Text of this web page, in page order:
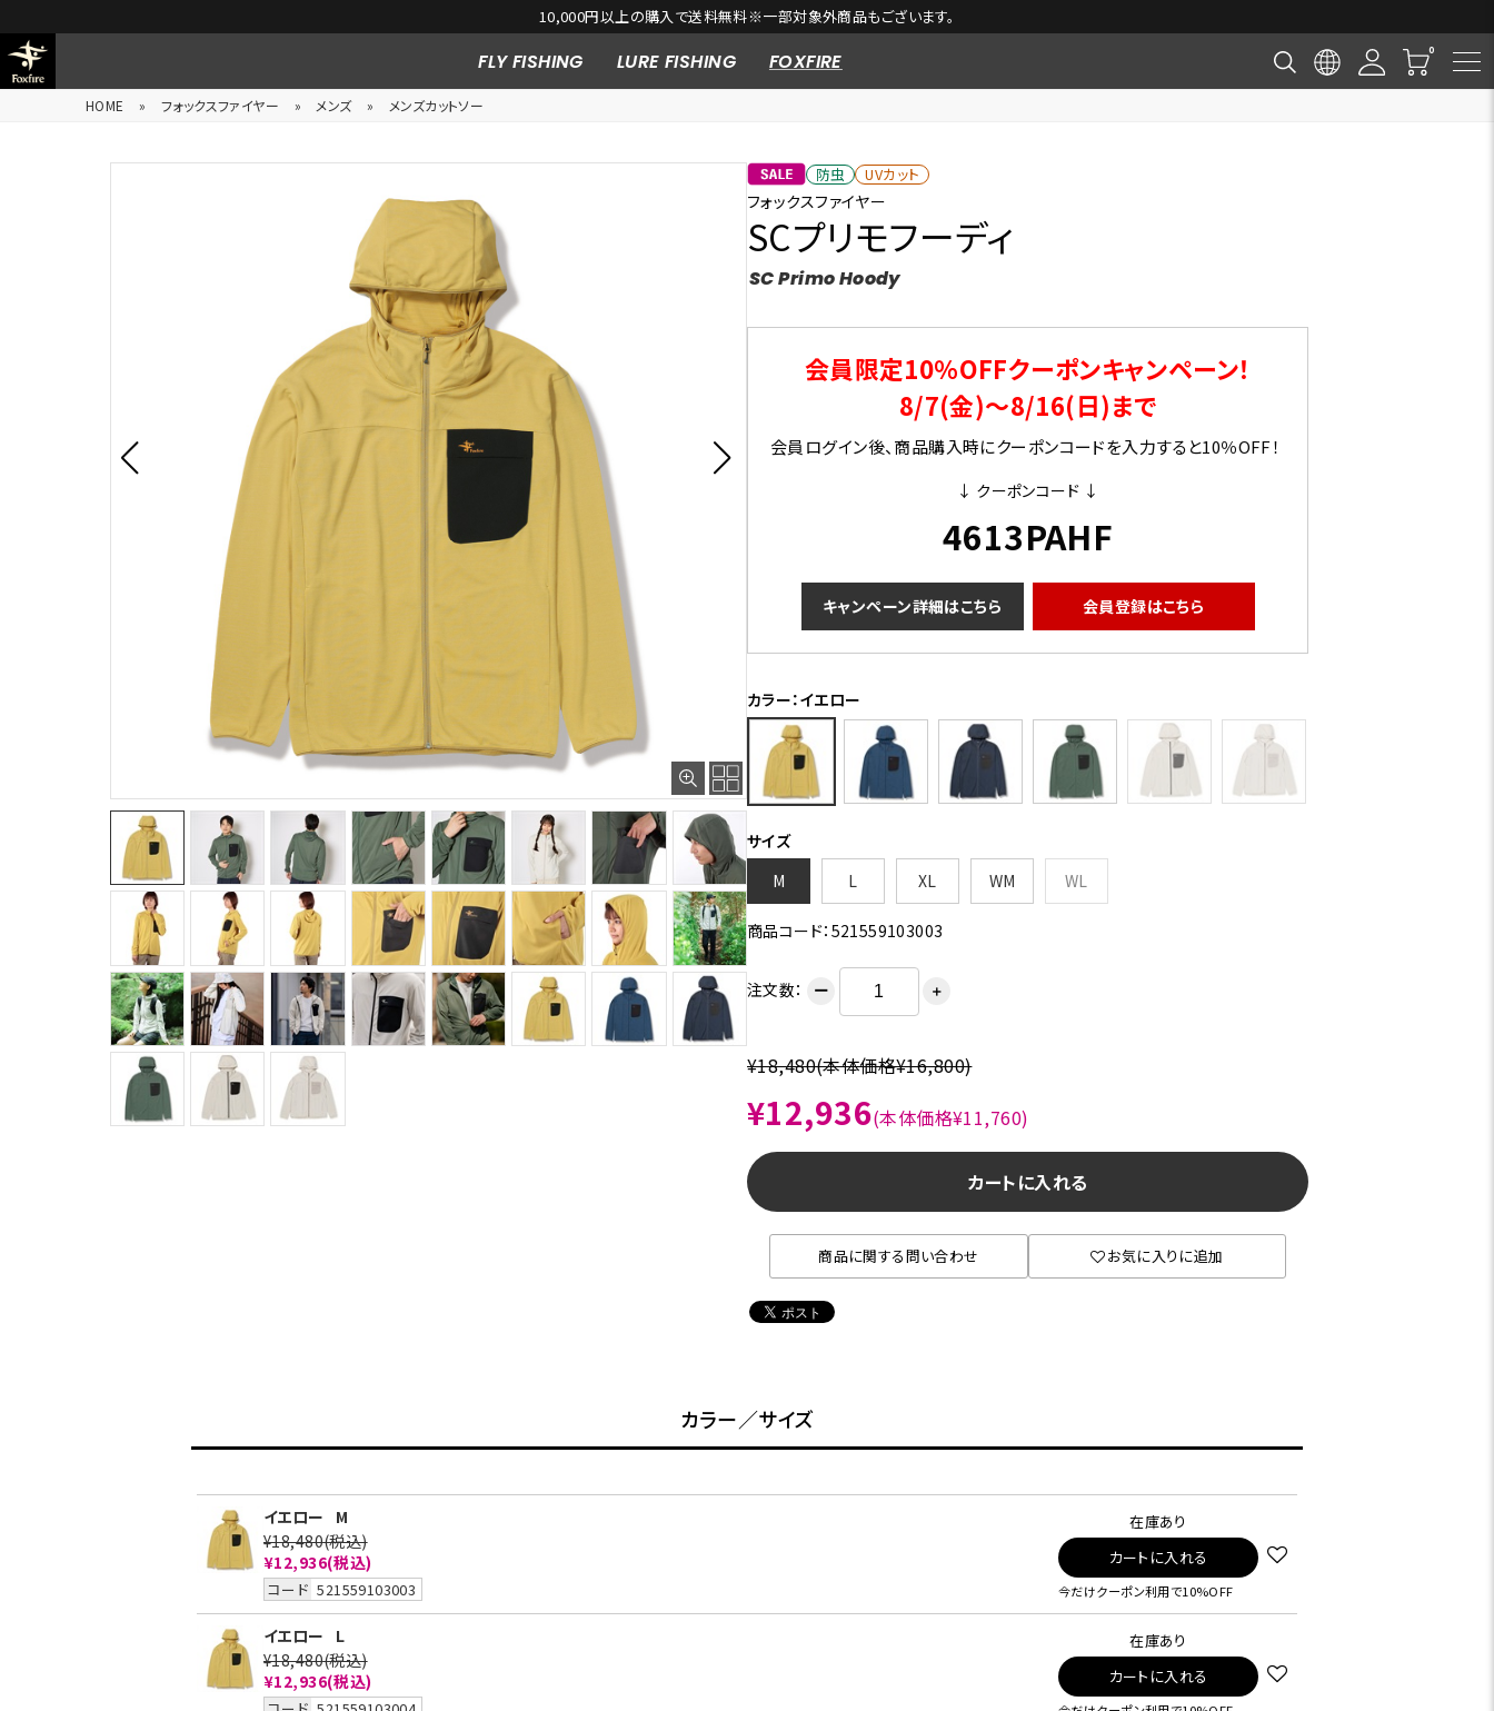
FLY FISHING LURE FISHING FOXFIRE
HOME » フォックスファイヤー » メンズ » メンズカットソー
防虫 UVカット
フォックスファイヤー
SCプリモフーディ
SC Primo Hoody
会員限定10％OFFクーポンキャンペーン！
8/7(金)～8/16(日)まで
会員ログイン後、商品購入時にクーポンコードを入力すると10％OFF！
↓ クーポンコード ↓
4613PAHF
キャンペーン詳細はこちら 会員登録はこちら
カラー：イエロー
サイズ
M
L XL WM WL
商品コード：521559103003
注文数： ー ＋
¥18,480(本体価格¥16,800)
¥12,936(本体価格¥11,760)
カートに入れる
商品に関する問い合わせ お気に入りに追加
カラー／サイズ
イエロー
M
¥18,480(税込)
¥12,936(税込)
コード 521559103003
在庫あり
カートに入れる
今だけクーポン利用で10%OFF
イエロー
L
¥18,480(税込)
¥12,936(税込)
在庫あり
カートに入れる